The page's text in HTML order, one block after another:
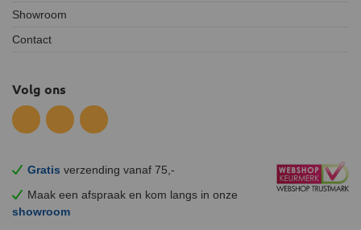
Gratis verzending vanaf 75,-
Maak een afspraak en kom langs in onze
showroom
Showroom
Contact
Volg ons